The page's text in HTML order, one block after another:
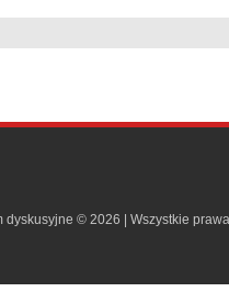
dyskusyjne © 2026 | Wszystkie